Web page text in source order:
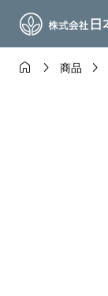
  商品 